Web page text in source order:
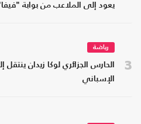
يعود إلى الملاعب من بوابة
3
رياضة
الحارس الجزائري لوكا زيدان
الإسباني